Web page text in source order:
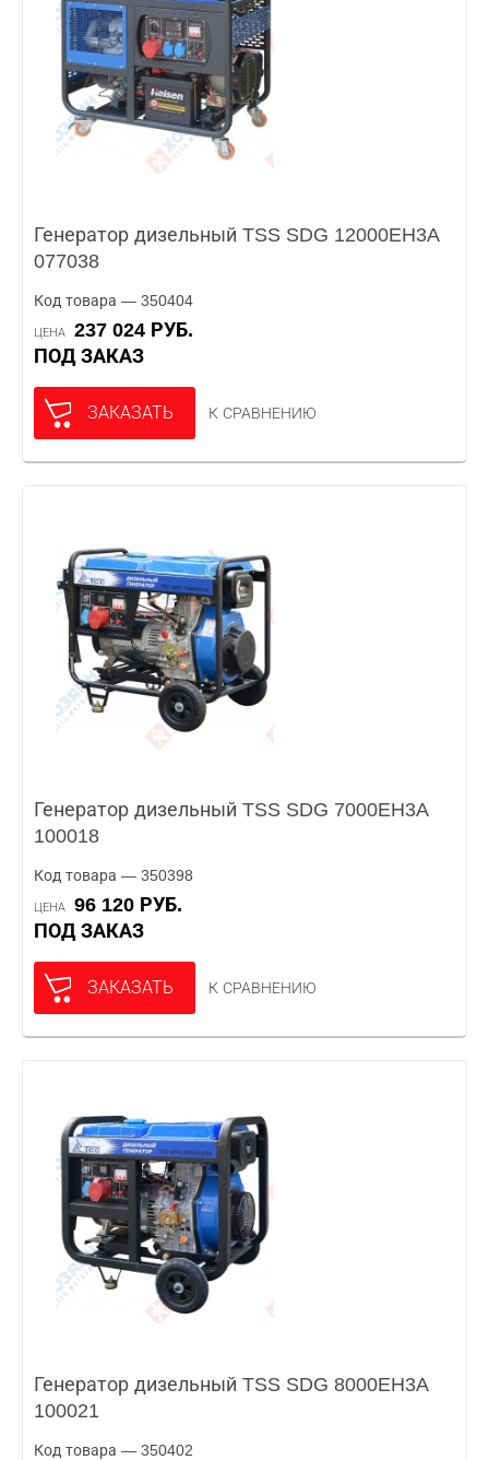
Генератор дизельный TSS SDG 12000EH3A
077038
Код товара — 350404
ЦЕНА
237 024 РУБ.
ПОД ЗАКАЗ
ЗАКАЗАТЬ К СРАВНЕНИЮ
Генератор дизельный TSS SDG 7000EH3A
100018
Код товара — 350398
ЦЕНА
96 120 РУБ.
ПОД ЗАКАЗ
ЗАКАЗАТЬ К СРАВНЕНИЮ
Генератор дизельный TSS SDG 8000EH3A
100021
Код товара — 350402